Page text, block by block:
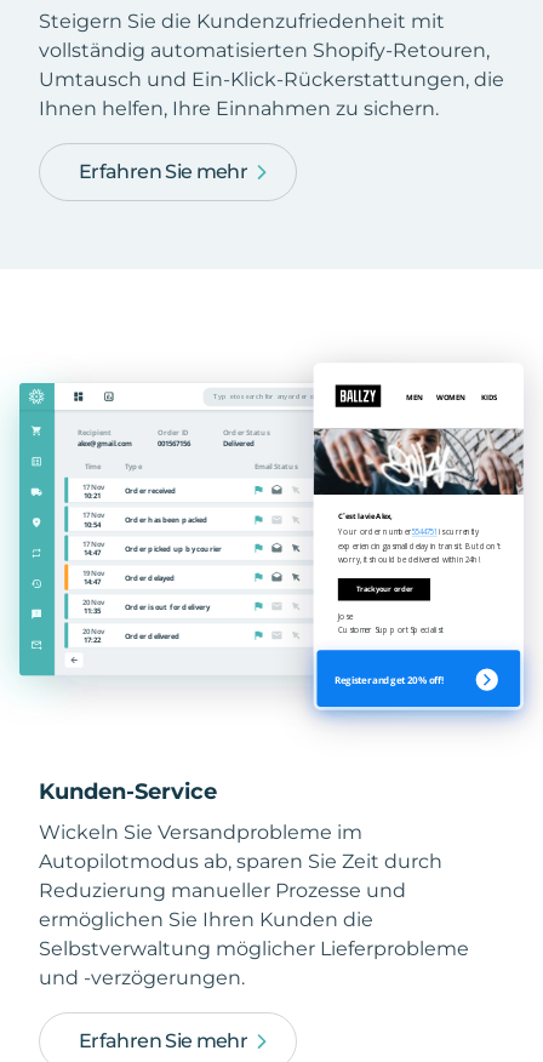
Steigern Sie die Kundenzufriedenheit mit
vollständig automatisierten Shopify-Retouren,
Umtausch und Ein-Klick-Rückerstattungen, die
Ihnen helfen, Ihre Einnahmen zu sichern.
Erfahren Sie mehr
Kunden-Service
Wickeln Sie Versandprobleme im
Autopilotmodus ab, sparen Sie Zeit durch
Reduzierung manueller Prozesse und
ermöglichen Sie Ihren Kunden die
Selbstverwaltung möglicher Lieferprobleme
und -verzögerungen.
Erfahren Sie mehr